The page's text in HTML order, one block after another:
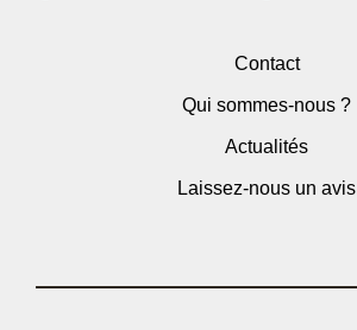
Contact
Qui sommes-nous ?
Actualités
Laissez-nous un avis